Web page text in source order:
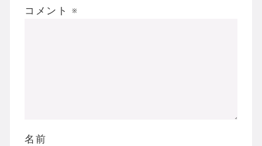
コメント ※
名前